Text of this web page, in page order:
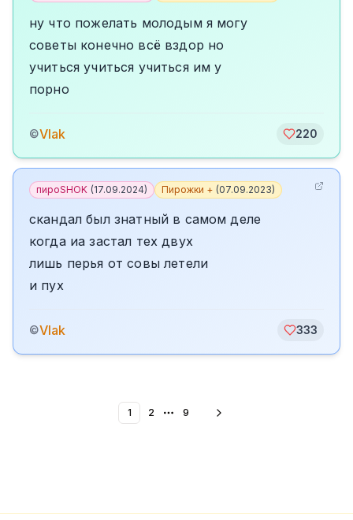
ну что пожелать молодым я могу
советы конечно всё вздор но
учиться учиться учиться им у
порно
©Vlak 220
пироSHOK (17.09.2024) Пирожки + (07.09.2023)
скандал был знатный в самом деле
когда иа застал тех двух
лишь перья от совы летели
и пух
©Vlak 333
1 2 More pages
9